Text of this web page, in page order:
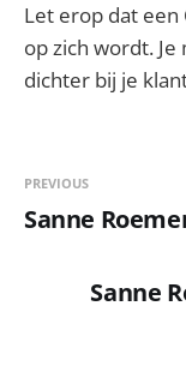
Let erop dat een
op zich wordt.
dichter bij je
PREVIOUS
Sanne
Sanne